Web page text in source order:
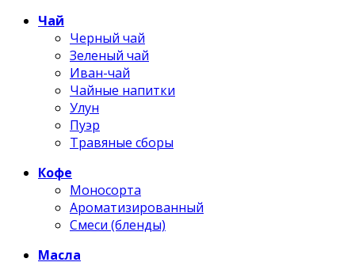
Чай
Черный чай
Зеленый чай
Иван-чай
Чайные напитки
Улун
Пуэр
Травяные сборы
Кофе
Моносорта
Ароматизированный
Смеси (бленды)
Масла